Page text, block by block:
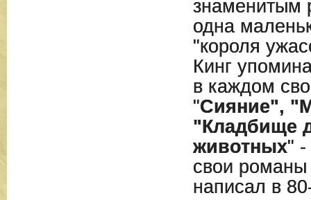
знаменитым
одна
"короля
Кинг
в каждом
"Сияние",
"Кладбище
животных" -
свои
написал в